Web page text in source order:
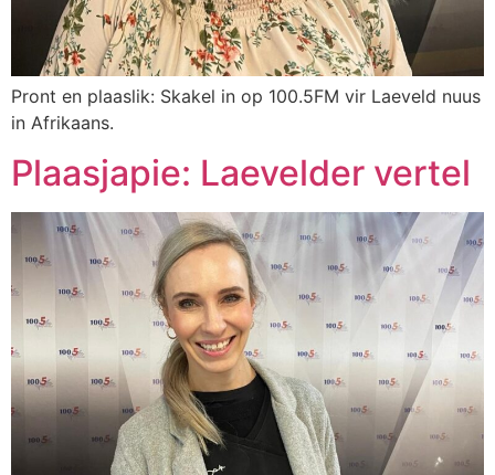
Pront en plaaslik: Skakel in op 100.5FM vir Laeveld nuus
in Afrikaans.
Plaasjapie: Laevelder vertel